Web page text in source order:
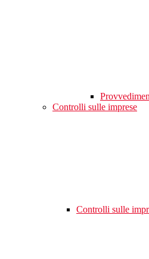
Controlli sulle imprese
Controlli sulle